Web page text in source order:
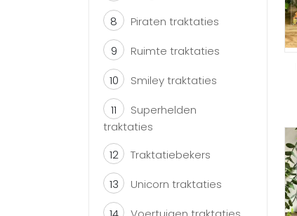
8
Piraten traktaties
9
Ruimte traktaties
10
Smiley traktaties
11
Superhelden
traktaties
12
Traktatiebekers
13
Unicorn traktaties